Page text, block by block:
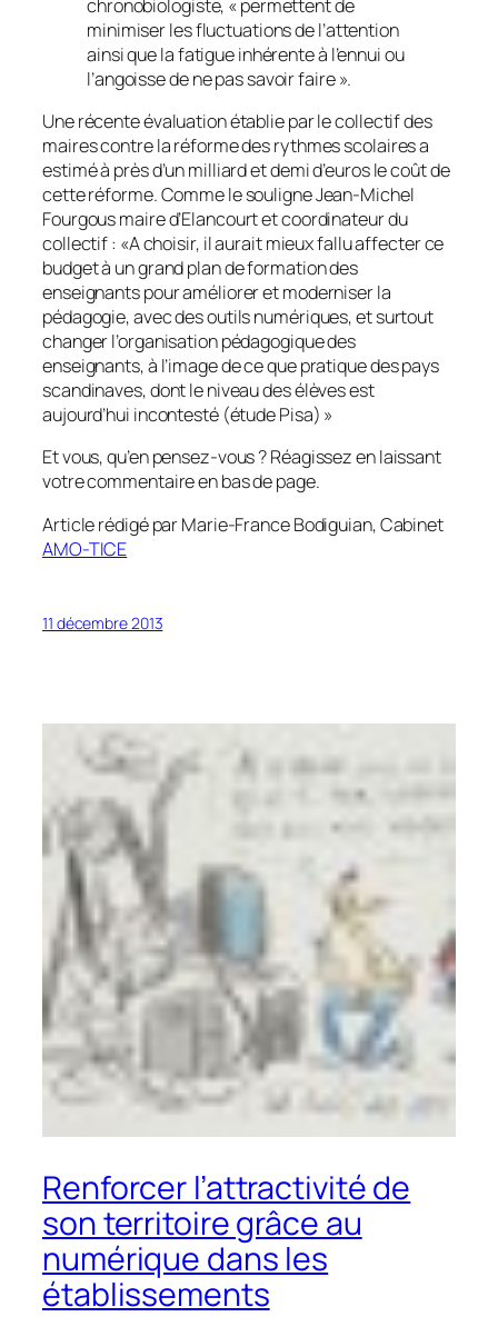
chronobiologiste, « permettent de
minimiser les fluctuations de l’attention
ainsi que la fatigue inhérente à l’ennui ou
l’angoisse de ne pas savoir faire ».
Une récente évaluation établie par le collectif des
maires contre la réforme des rythmes scolaires a
estimé à près d’un milliard et demi d’euros le coût de
cette réforme. Comme le souligne Jean-Michel
Fourgous maire d’Elancourt et coordinateur du
collectif : «A choisir, il aurait mieux fallu affecter ce
budget à un grand plan de formation des
enseignants pour améliorer et moderniser la
pédagogie, avec des outils numériques, et surtout
changer l’organisation pédagogique des
enseignants, à l’image de ce que pratique des pays
scandinaves, dont le niveau des élèves est
aujourd’hui incontesté (étude Pisa) »
Et vous, qu’en pensez-vous ? Réagissez en laissant
votre commentaire en bas de page.
Article rédigé par Marie-France Bodiguian, Cabinet
AMO-TICE
11 décembre 2013
Renforcer l’attractivité de
son territoire grâce au
numérique dans les
établissements